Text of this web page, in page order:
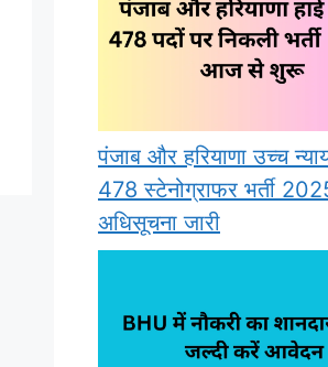
पंजाब और हरियाणा उच्च
478 स्टेनोग्राफर भर्ती
अधिसूचना जारी